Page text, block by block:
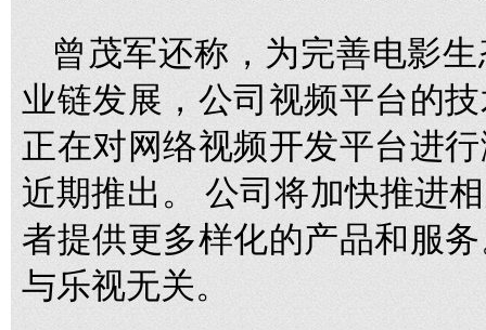
曾茂军还称，为完善电影
业链发展，公司视频平台的
正在对网络视频开发平台进
近期推出。 公司将加快推进
者提供更多样化的产品和服
与乐视无关。